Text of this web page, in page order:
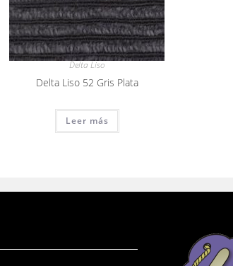
Delta Liso
Delta Liso 52 Gris Plata
Leer más